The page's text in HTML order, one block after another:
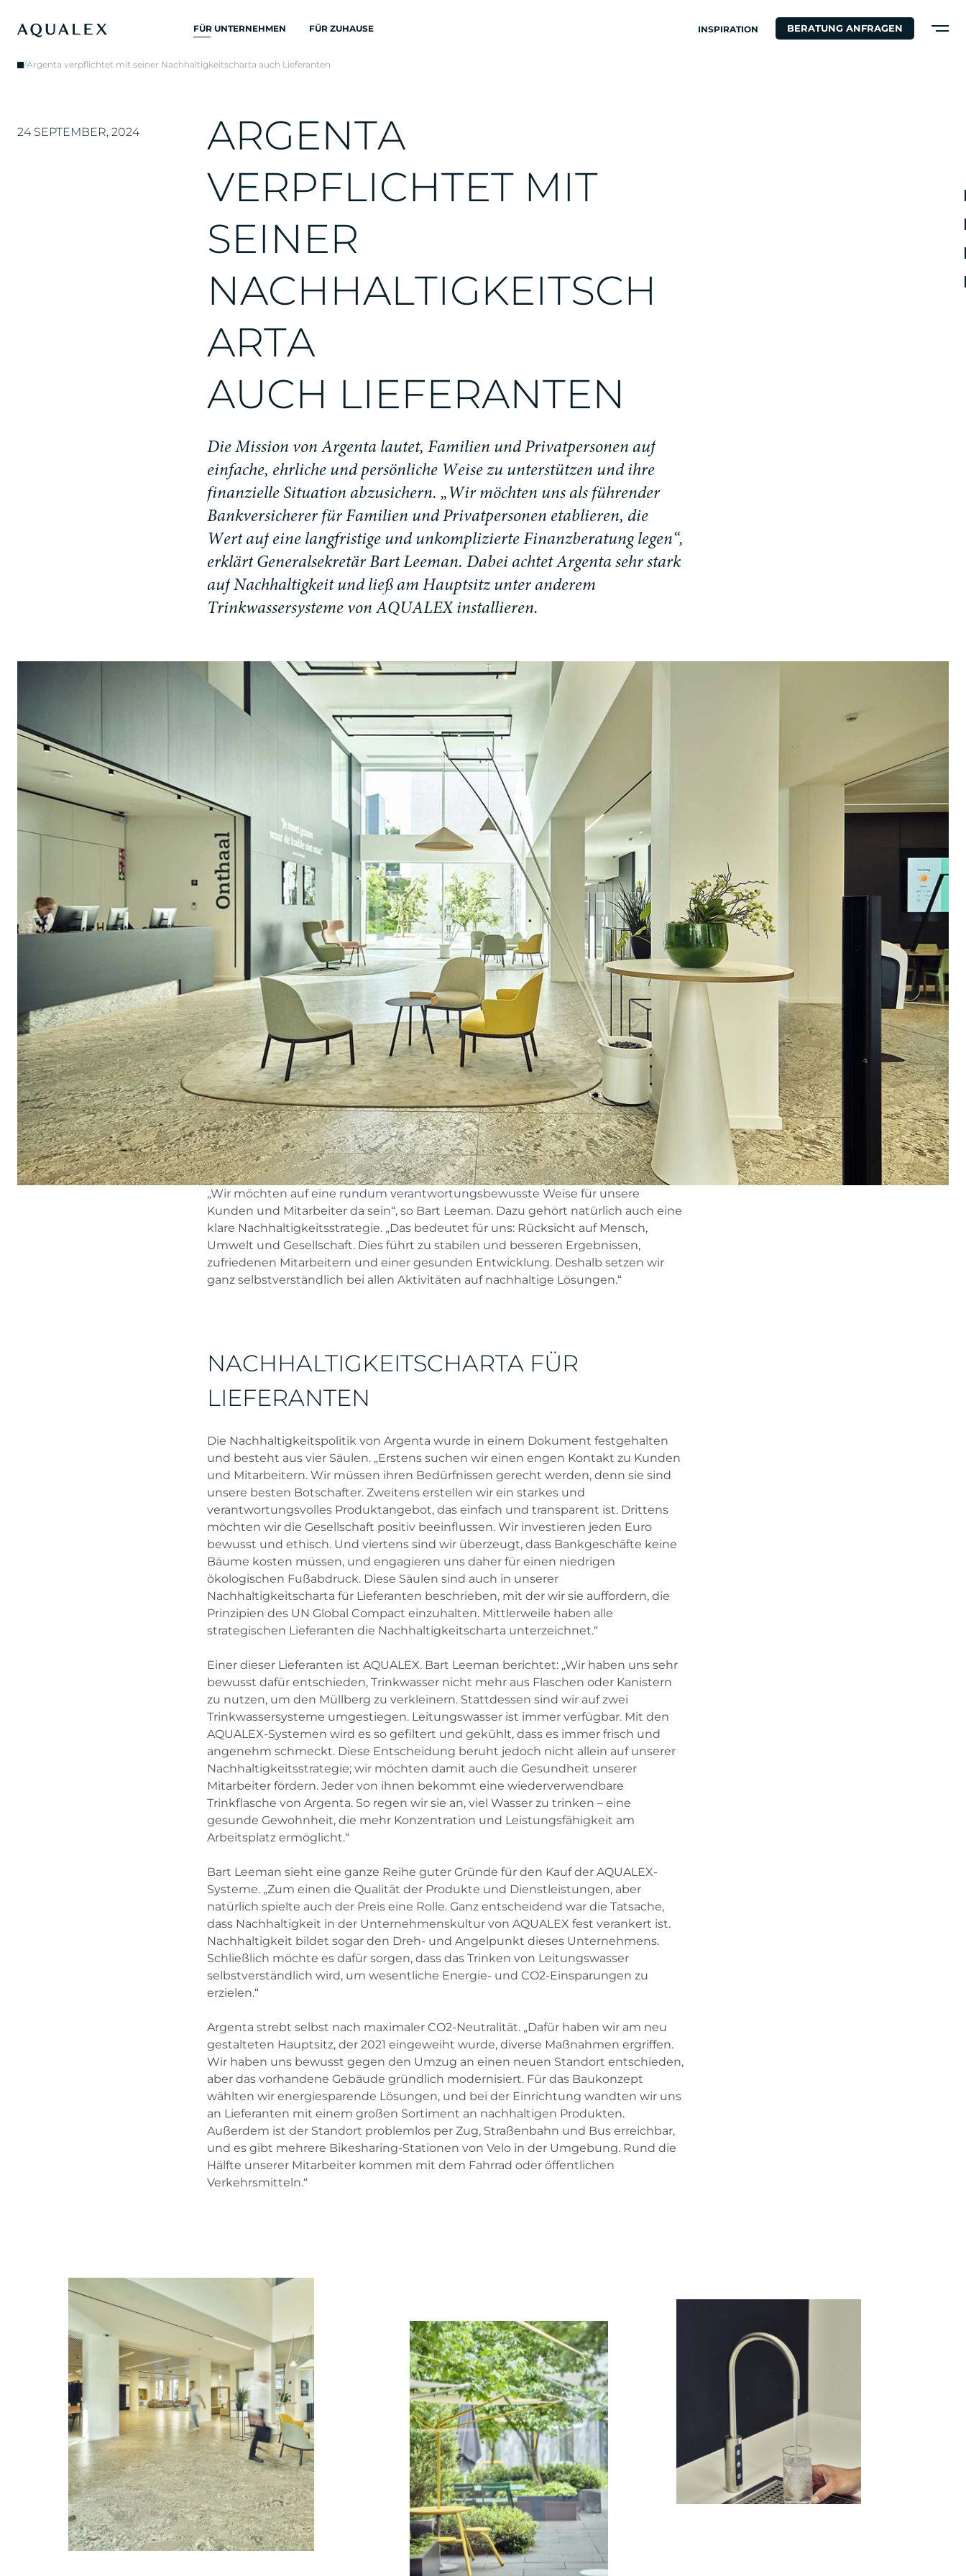
FÜR UNTERNEHMEN
ALLE
TRINKWASSERSYSTEME
KÜCHENARMATUREN
WASSERSPENDER
WASSERFILTER
FÜR ZUHAUSE INSPIRATION BERATUNG ANFRAGEN
/Argenta verpflichtet mit seiner Nachhaltigkeitscharta auch Lieferanten
24 SEPTEMBER, 2024 ARGENTA
VERPFLICHTET MIT
SEINER
NACHHALTIGKEITSCH
ARTA
AUCH LIEFERANTEN
Die Mission von Argenta lautet, Familien und Privatpersonen auf
einfache, ehrliche und persönliche Weise zu unterstützen und ihre
finanzielle Situation abzusichern. „ Wir möchten uns als führender
Bankversicherer für Familien und Privatpersonen etablieren, die
Wert auf eine langfristige und unkomplizierte Finanzberatung legen“,
erklärt Generalsekretär Bart Leeman. Dabei achtet Argenta sehr stark
auf Nachhaltigkeit und ließ am Hauptsitz unter anderem
Trinkwassersysteme von AQUALEX installieren.
„Wir möchten auf eine rundum verantwortungsbewusste Weise für unsere
Kunden und Mitarbeiter da sein“, so Bart Leeman. Dazu gehört natürlich auch eine
klare Nachhaltigkeitsstrategie. „Das bedeutet für uns: Rücksicht auf Mensch,
Umwelt und Gesellschaft. Dies führt zu stabilen und besseren Ergebnissen,
zufriedenen Mitarbeitern und einer gesunden Entwicklung. Deshalb setzen wir
ganz selbstverständlich bei allen Aktivitäten auf nachhaltige Lösungen.“
NACHHALTIGKEITSCHARTA FÜR
LIEFERANTEN
Die Nachhaltigkeitspolitik von Argenta wurde in einem Dokument festgehalten
und besteht aus vier Säulen. „Erstens suchen wir einen engen Kontakt zu Kunden
und Mitarbeitern. Wir müssen ihren Bedürfnissen gerecht werden, denn sie sind
unsere besten Botschafter. Zweitens erstellen wir ein starkes und
verantwortungsvolles Produktangebot, das einfach und transparent ist. Drittens
möchten wir die Gesellschaft positiv beeinflussen. Wir investieren jeden Euro
bewusst und ethisch. Und viertens sind wir überzeugt, dass Bankgeschäfte keine
Bäume kosten müssen, und engagieren uns daher für einen niedrigen
ökologischen Fußabdruck. Diese Säulen sind auch in unserer
Nachhaltigkeitscharta für Lieferanten beschrieben, mit der wir sie auffordern, die
Prinzipien des UN Global Compact einzuhalten. Mittlerweile haben alle
strategischen Lieferanten die Nachhaltigkeitscharta unterzeichnet.“
Einer dieser Lieferanten ist AQUALEX. Bart Leeman berichtet: „Wir haben uns sehr
bewusst dafür entschieden, Trinkwasser nicht mehr aus Flaschen oder Kanistern
zu nutzen, um den Müllberg zu verkleinern. Stattdessen sind wir auf zwei
Trinkwassersysteme umgestiegen. Leitungswasser ist immer verfügbar. Mit den
AQUALEX-Systemen wird es so gefiltert und gekühlt, dass es immer frisch und
angenehm schmeckt. Diese Entscheidung beruht jedoch nicht allein auf unserer
Nachhaltigkeitsstrategie; wir möchten damit auch die Gesundheit unserer
Mitarbeiter fördern. Jeder von ihnen bekommt eine wiederverwendbare
Trinkflasche von Argenta. So regen wir sie an, viel Wasser zu trinken – eine
gesunde Gewohnheit, die mehr Konzentration und Leistungsfähigkeit am
Arbeitsplatz ermöglicht.“
Bart Leeman sieht eine ganze Reihe guter Gründe für den Kauf der AQUALEX-
Systeme. „Zum einen die Qualität der Produkte und Dienstleistungen, aber
natürlich spielte auch der Preis eine Rolle. Ganz entscheidend war die Tatsache,
dass Nachhaltigkeit in der Unternehmenskultur von AQUALEX fest verankert ist.
Nachhaltigkeit bildet sogar den Dreh- und Angelpunkt dieses Unternehmens.
Schließlich möchte es dafür sorgen, dass das Trinken von Leitungswasser
selbstverständlich wird, um wesentliche Energie- und CO2-Einsparungen zu
erzielen.“
Argenta strebt selbst nach maximaler CO2-Neutralität. „Dafür haben wir am neu
gestalteten Hauptsitz, der 2021 eingeweiht wurde, diverse Maßnahmen ergriffen.
Wir haben uns bewusst gegen den Umzug an einen neuen Standort entschieden,
aber das vorhandene Gebäude gründlich modernisiert. Für das Baukonzept
wählten wir energiesparende Lösungen, und bei der Einrichtung wandten wir uns
an Lieferanten mit einem großen Sortiment an nachhaltigen Produkten.
Außerdem ist der Standort problemlos per Zug, Straßenbahn und Bus erreichbar,
und es gibt mehrere Bikesharing-Stationen von Velo in der Umgebung. Rund die
Hälfte unserer Mitarbeiter kommen mit dem Fahrrad oder öffentlichen
Verkehrsmitteln.“